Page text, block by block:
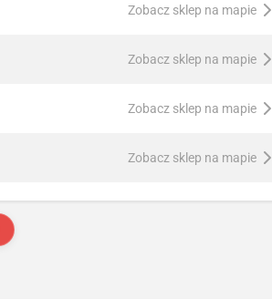
Zobacz sklep na mapie
Zobacz sklep na mapie
Zobacz sklep na mapie
Zobacz sklep na mapie